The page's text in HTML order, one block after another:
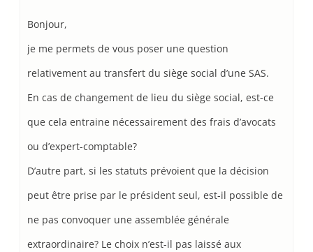
Bonjour,
je me permets de vous poser une question
relativement au transfert du siège social d’une SAS.
En cas de changement de lieu du siège social, est-ce
que cela entraine nécessairement des frais d’avocats
ou d’expert-comptable?
D’autre part, si les statuts prévoient que la décision
peut être prise par le président seul, est-il possible de
ne pas convoquer une assemblée générale
extraordinaire? Le choix n’est-il pas laissé aux